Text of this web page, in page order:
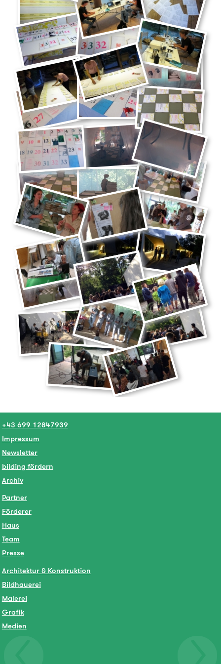
+43 699 12847939
Impressum
Newsletter
bilding fördern
Archiv
Partner
Förderer
Haus
Team
Presse
Architektur & Konstruktion
Bildhauerei
Malerei
Grafik
Medien